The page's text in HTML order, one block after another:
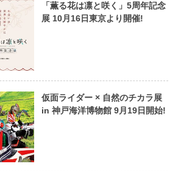
「薫る花は凛と咲く」5周年記念
展 10月16日東京より開催!
仮面ライダー × 自然のチカラ展
in 神戸海洋博物館 9月19日開始!